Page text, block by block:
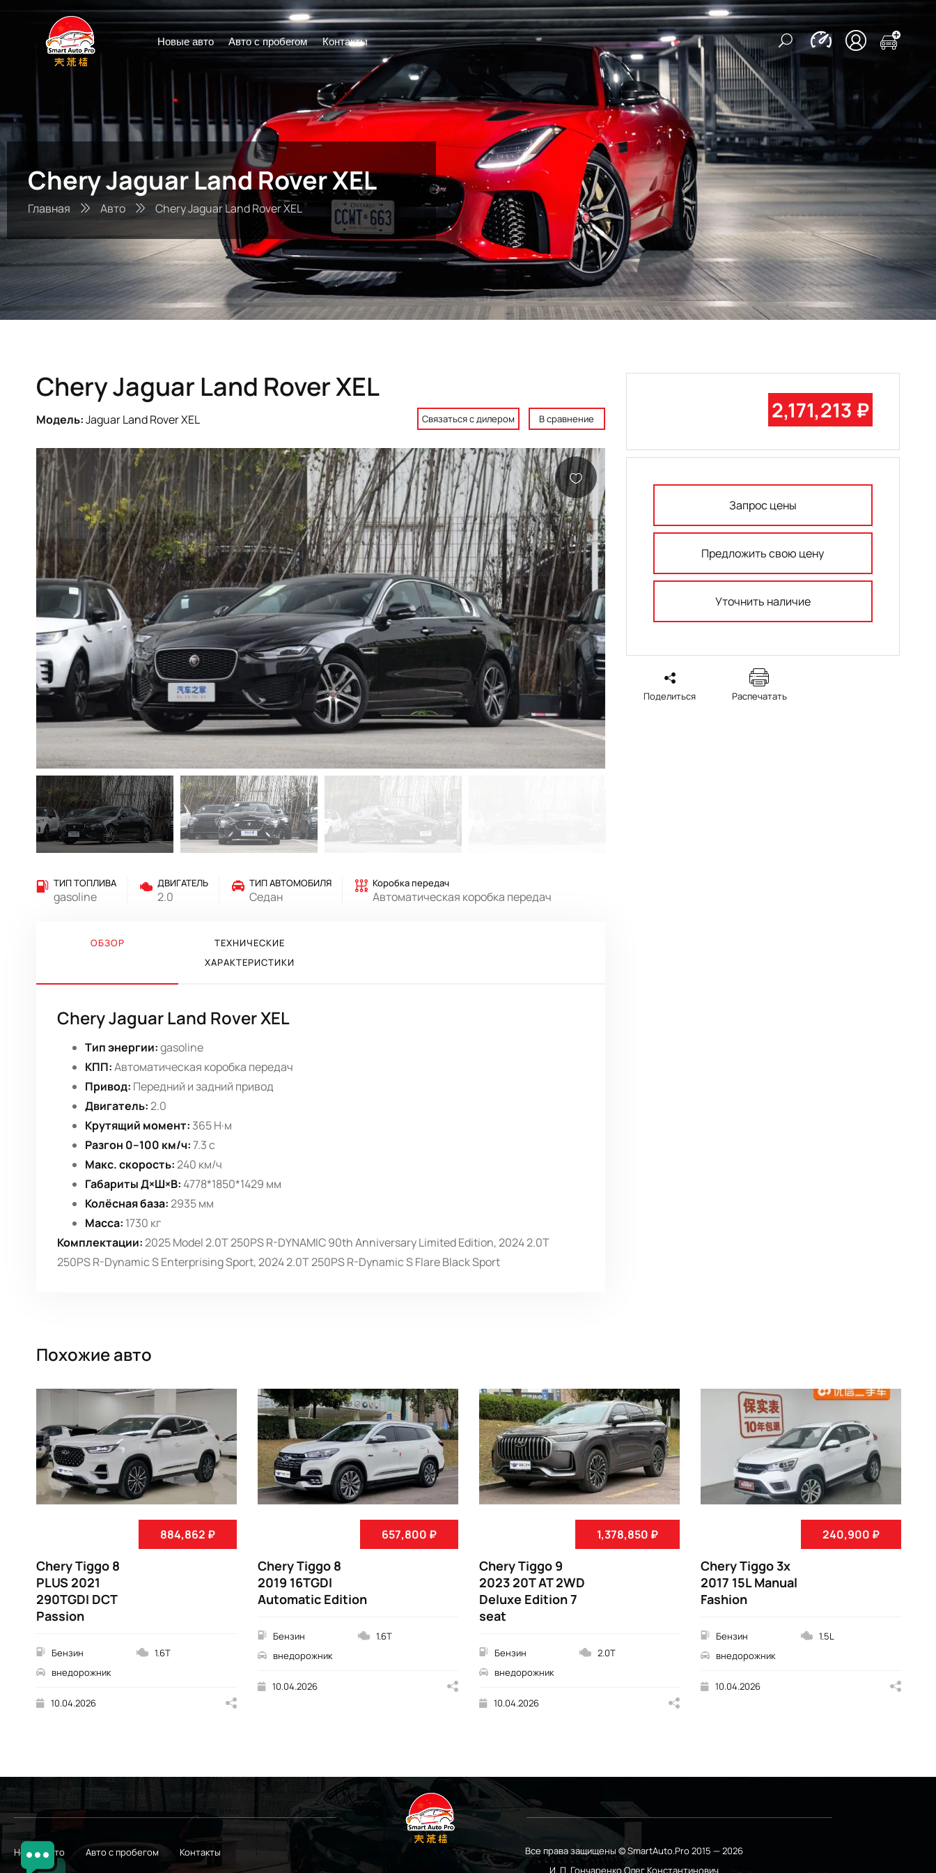
Новые авто Авто с пробегом Контакты
Chery Jaguar Land Rover XEL
Главная Авто Chery Jaguar Land Rover XEL
Chery Jaguar Land Rover XEL
Модель:Jaguar Land Rover XEL Связаться с дилером В сравнение
ТИП ТОПЛИВА
gasoline
ДВИГАТЕЛЬ
2.0
ТИП АВТОМОБИЛЯ
Седан
Коробка передач
Автоматическая коробка передач
ОБЗОР
ТЕХНИЧЕСКИЕ
ХАРАКТЕРИСТИКИ
Chery Jaguar Land Rover XEL
Тип энергии:gasoline
КПП:Автоматическая коробка передач
Привод: Передний и задний привод
Двигатель:2.0
Крутящий момент: 365 Н·м
Разгон 0–100 км/ч:7.3 с
Макс. скорость:240 км/ч
Габариты Д×Ш×В: 4778*1850*1429 мм
Колёсная база:2935 мм
Масса: 1730 кг
Комплектации:2025 Model 2.0T 250PS R-DYNAMIC 90th Anniversary Limited Edition, 2024 2.0T
250PS R-Dynamic S Enterprising Sport, 2024 2.0T 250PS R-Dynamic S Flare Black Sport
2,171,213 ₽
Запрос цены
Предложить свою цену
Уточнить наличие
Поделиться Распечатать
Похожие авто
884,862 ₽
Chery Tiggo 8
PLUS 2021
290TGDI DCT
Passion
Бензин
1.6T
внедорожник
10.04.2026
657,800 ₽
Chery Tiggo 8
2019 16TGDI
Automatic Edition
Бензин
1.6T
внедорожник
10.04.2026
1,378,850 ₽
Chery Tiggo 9
2023 20T AT 2WD
Deluxe Edition 7
seat
Бензин
2.0T
внедорожник
10.04.2026
240,900 ₽
Chery Tiggo 3x
2017 15L Manual
Fashion
Бензин
1.5L
внедорожник
10.04.2026
Новые авто Авто с пробегом Контакты
Все права защищены © SmartAuto.Pro 2015 — 2026
И. П. Гончаренко Олег Константинович